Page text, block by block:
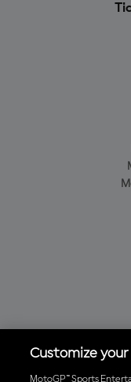
Customize
MotoGP™ Sports